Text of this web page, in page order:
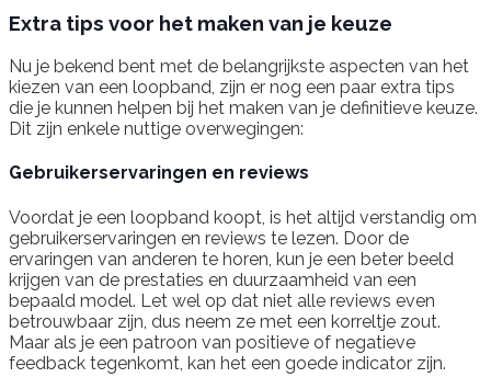
Extra tips voor het maken van je keuze
Nu je bekend bent met de belangrijkste aspecten van het
kiezen van een loopband, zijn er nog een paar extra tips
die je kunnen helpen bij het maken van je definitieve keuze.
Dit zijn enkele nuttige overwegingen:
Gebruikerservaringen en reviews
Voordat je een loopband koopt, is het altijd verstandig om
gebruikerservaringen en reviews te lezen. Door de
ervaringen van anderen te horen, kun je een beter beeld
krijgen van de prestaties en duurzaamheid van een
bepaald model. Let wel op dat niet alle reviews even
betrouwbaar zijn, dus neem ze met een korreltje zout.
Maar als je een patroon van positieve of negatieve
feedback tegenkomt, kan het een goede indicator zijn.